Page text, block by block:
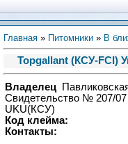
Главная » Питомники » В
Topgallant (КСУ-FCI)
Владелец
Свидетельство № 207/07
UKU(КСУ)
Код клейма:
Контакты: